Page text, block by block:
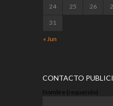
« Jun
24 25 26
31
CONTACTO
Nombre (requerido)